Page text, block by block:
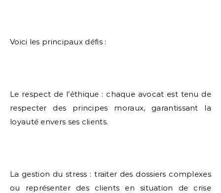
Voici les principaux défis :
Le respect de l’éthique : chaque avocat est tenu de
respecter des principes moraux, garantissant la
loyauté envers ses clients.
La gestion du stress : traiter des dossiers complexes
ou représenter des clients en situation de crise